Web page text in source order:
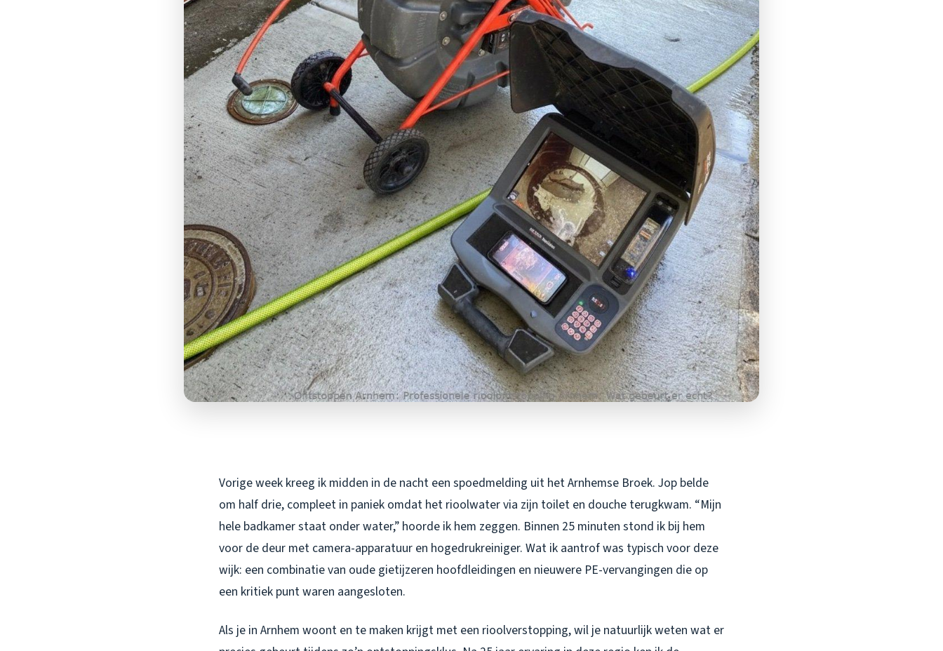
Vorige week kreeg ik midden in de nacht een spoedmelding uit het Arnhemse Broek. Jop belde
om half drie, compleet in paniek omdat het rioolwater via zijn toilet en douche terugkwam. “Mijn
hele badkamer staat onder water,” hoorde ik hem zeggen. Binnen 25 minuten stond ik bij hem
voor de deur met camera-apparatuur en hogedrukreiniger. Wat ik aantrof was typisch voor deze
wijk: een combinatie van oude gietijzeren hoofdleidingen en nieuwere PE-vervangingen die op
een kritiek punt waren aangesloten.
Als je in Arnhem woont en te maken krijgt met een rioolverstopping, wil je natuurlijk weten wat er